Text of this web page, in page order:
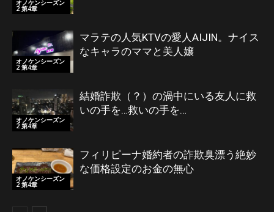
オノケンシーズン
2 第4章
オノケンシーズン
2 第4章
マラテの人気KTVの愛人AIJIN。ナイス
なキャラのママと美人嬢
オノケンシーズン
2 第4章
結婚詐欺（？）の渦中にいる友人に救
いの手を…救いの手を…
オノケンシーズン
2 第4章
フィリピーナ婚約者の詐欺臭漂う絶妙
な価格設定のお金の無心